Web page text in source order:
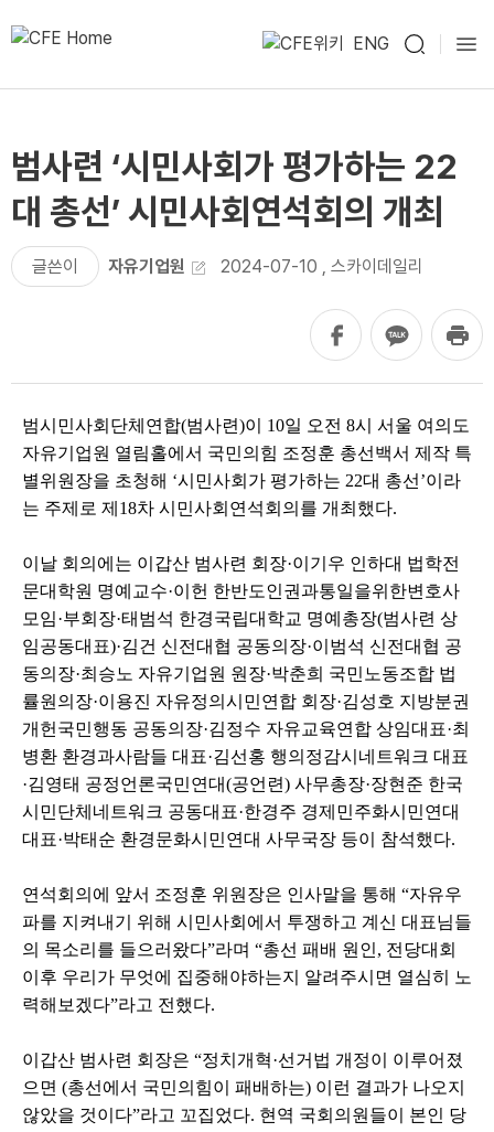
ENG
범사련 ‘시민사회가 평가하는 22
대 총선’ 시민사회연석회의 개최
글쓴이 자유기업원 2024-07-10 , 스카이데일리
범시민사회단체연합(범사련)이 10일 오전 8시 서울 여의도
자유기업원 열림홀에서 국민의힘 조정훈 총선백서 제작 특
별위원장을 초청해 ‘시민사회가 평가하는 22대 총선 ’이라
는 주제로 제 18차 시민사회연석회의를 개최했다.
이날 회의에는 이갑산 범사련 회장·이기우 인하대 법학전
문대학원 명예교수·이헌 한반도인권과통일을위한변호사
모임·부회장·태범석 한경국립대학교 명예총장(범사련 상
임공동대표)·김건 신전대협 공동의장·이범석 신전대협 공
동의장·최승노 자유기업원 원장·박춘희 국민노동조합 법
률원의장·이용진 자유정의시민연합 회장·김성호 지방분권
개헌국민행동 공동의장·김정수 자유교육연합 상임대표·최
병환 환경과사람들 대표·김선홍 행의정감시네트워크 대표
·김영태 공정언론국민연대(공언련) 사무총장·장현준 한국
시민단체네트워크 공동대표·한경주 경제민주화시민연대
대표·박태순 환경문화시민연대 사무국장 등이 참석했다.
연석회의에 앞서 조정훈 위원장은 인사말을 통해 “자유우
파를 지켜내기 위해 시민사회에서 투쟁하고 계신 대표님들
의 목소리를 들으러왔다”라며 “총선 패배 원인, 전당대회
이후 우리가 무엇에 집중해야하는지 알려주시면 열심히 노
력해보겠다”라고 전했다.
이갑산 범사련 회장은 “정치개혁·선거법 개정이 이루어졌
으면 (총선에서 국민의힘이 패배하는) 이런 결과가 나오지
않았을 것이다”라고 꼬집었다. 현역 국회의원들이 본인 당